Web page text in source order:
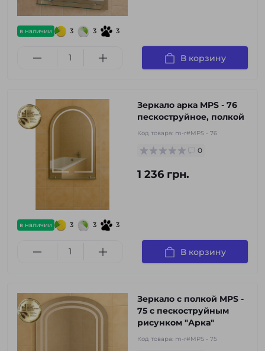
в наличии 3 3 3
В корзину
в наличии 3 3 3
Зеркало арка MPS - 76
пескоструйное, полкой
Код товара: m-r#MPS - 76
0
1 236 грн.
В корзину
Зеркало с полкой MPS -
75 с пескоструйным
рисунком "Арка"
Код товара: m-r#MPS - 75